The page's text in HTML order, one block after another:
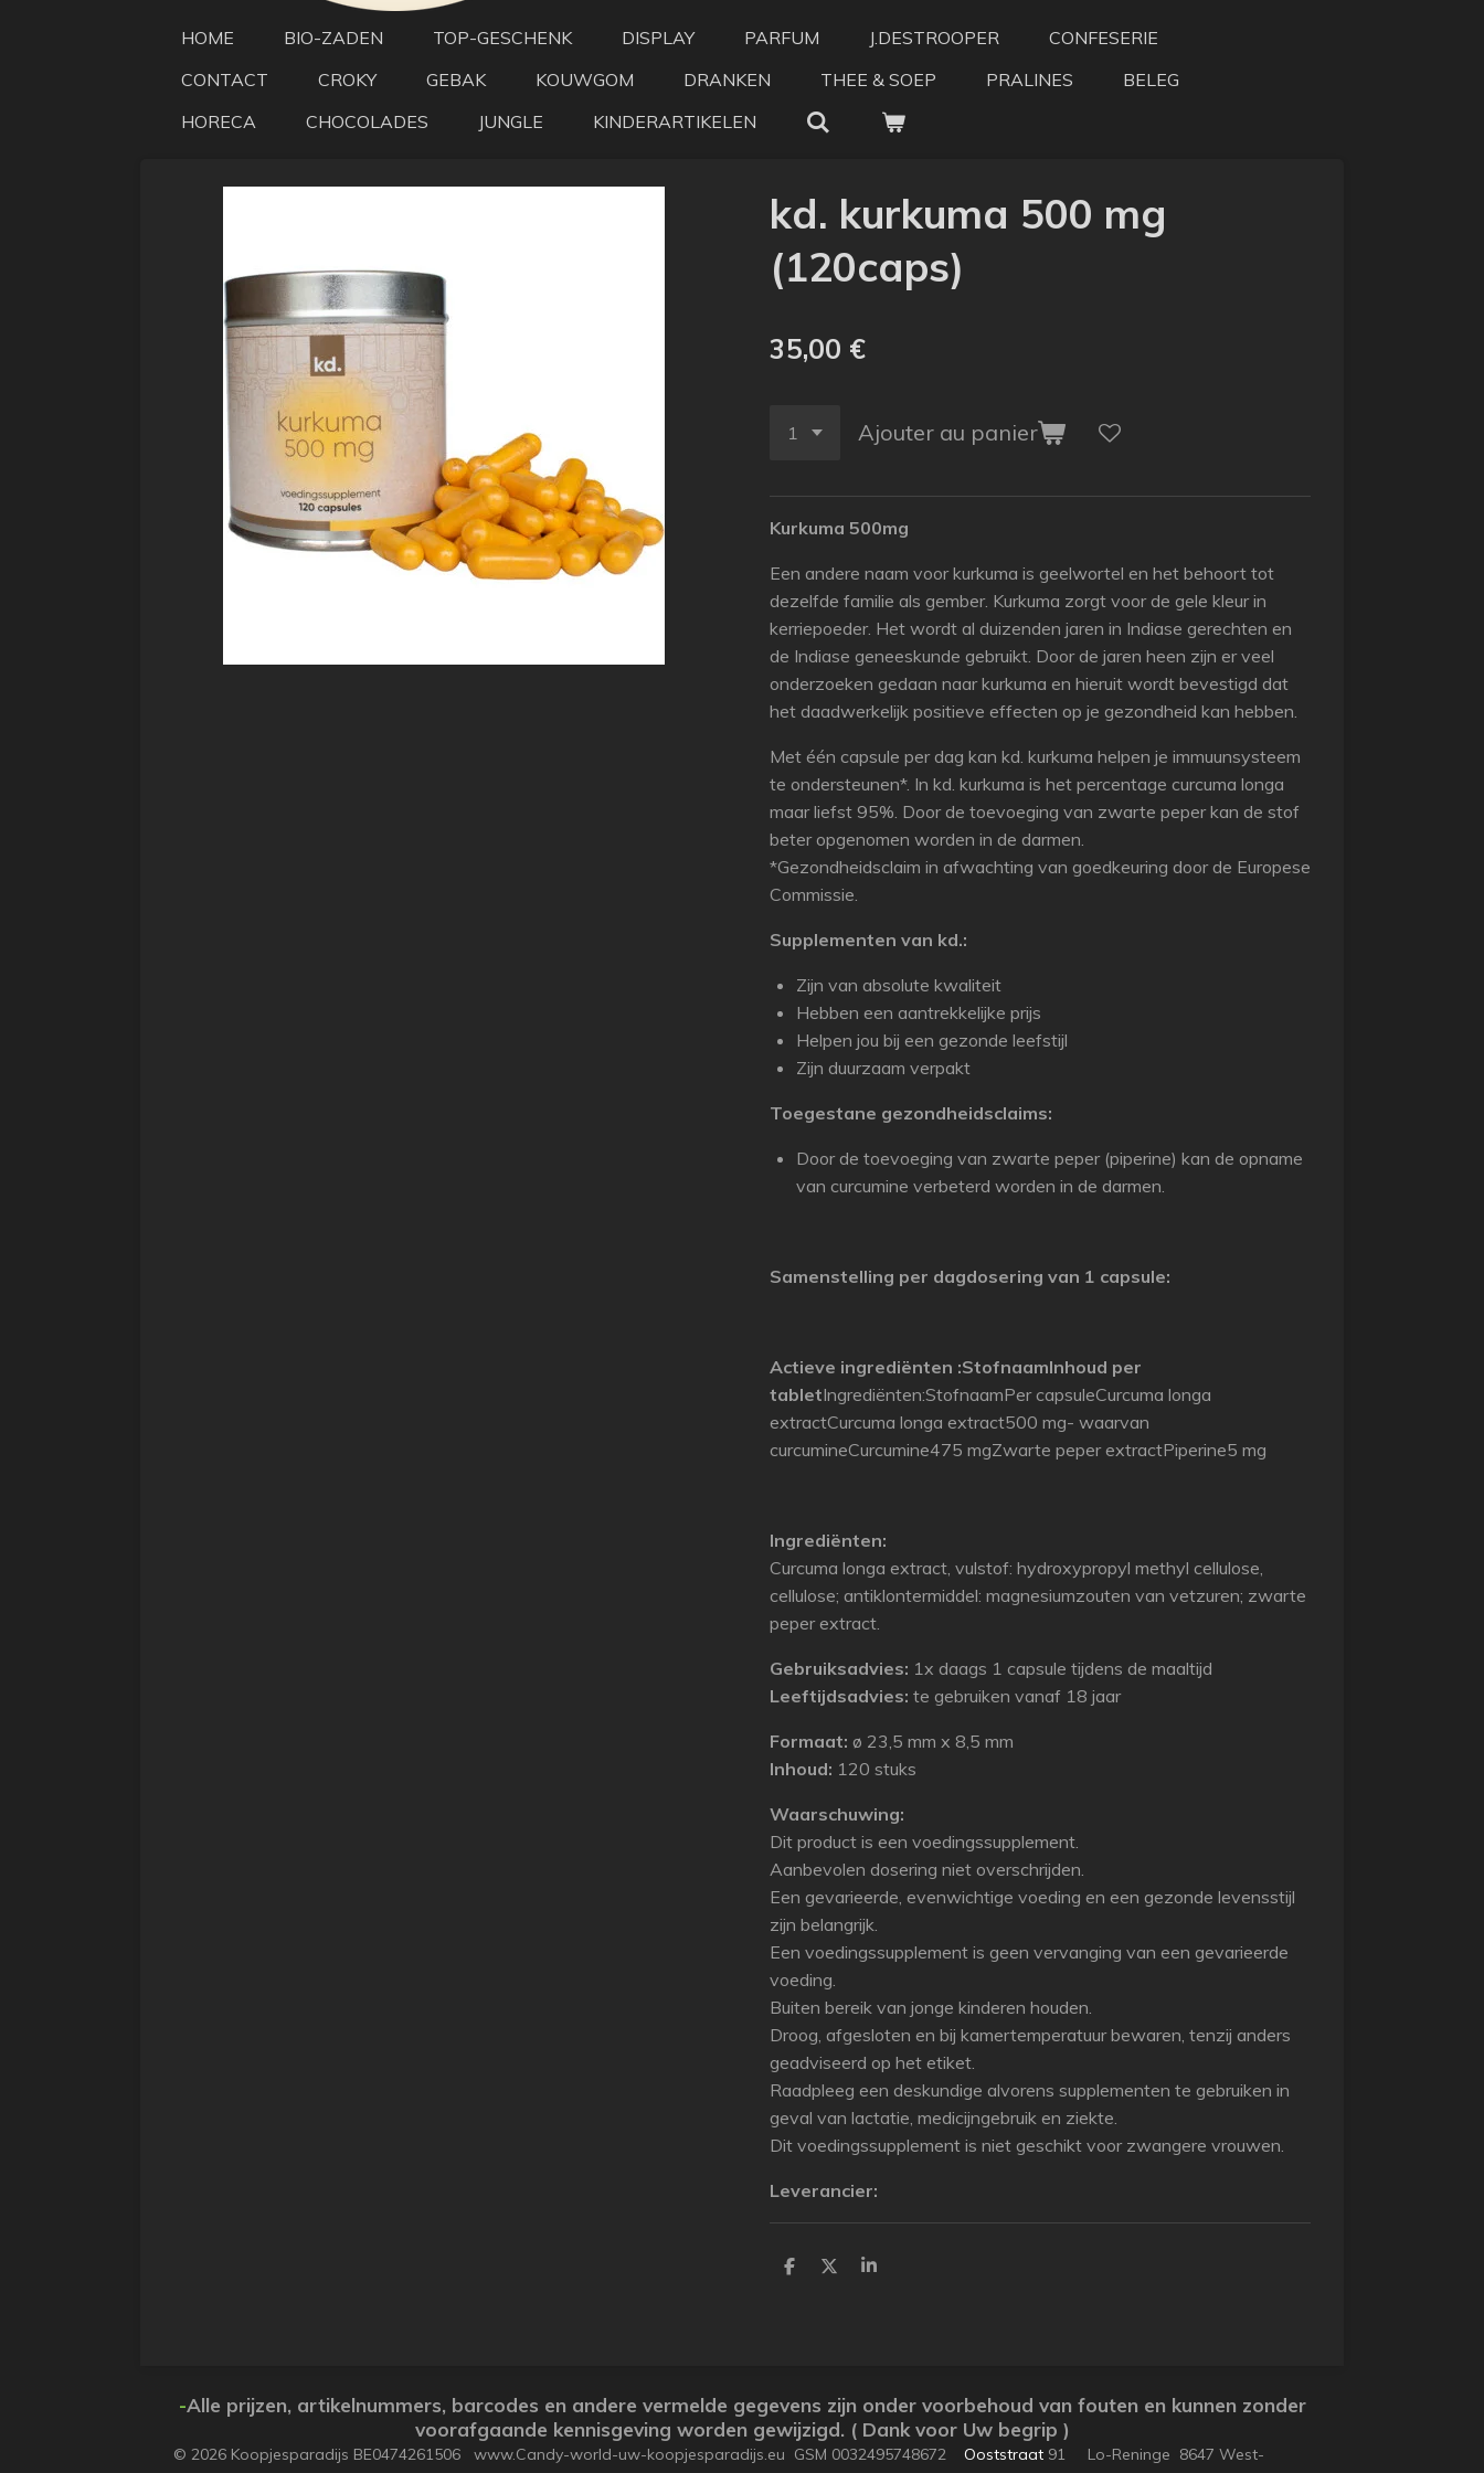
HOME BIO-ZADEN TOP-GESCHENK DISPLAY PARFUM J.DESTROOPER
CONFESERIE
CONTACT
CROKY GEBAK KOUWGOM DRANKEN THEE & SOEP PRALINES
BELEG
HORECA
CHOCOLADES JUNGLE KINDERARTIKELEN
kd. kurkuma 500 mg
(120caps)
35,00 €
Ajouter au panier
Kurkuma 500mg
Een andere naam voor kurkuma is geelwortel en het behoort tot
dezelfde familie als gember. Kurkuma zorgt voor de gele kleur in
kerriepoeder. Het wordt al duizenden jaren in Indiase gerechten en
de Indiase geneeskunde gebruikt. Door de jaren heen zijn er veel
onderzoeken gedaan naar kurkuma en hieruit wordt bevestigd dat
het daadwerkelijk positieve effecten op je gezondheid kan hebben.
Met één capsule per dag kan kd. kurkuma helpen je immuunsysteem
te ondersteunen*. In kd. kurkuma is het percentage curcuma longa
maar liefst 95%. Door de toevoeging van zwarte peper kan de stof
beter opgenomen worden in de darmen.
*Gezondheidsclaim in afwachting van goedkeuring door de Europese
Commissie.
Supplementen van kd.:
Zijn van absolute kwaliteit
Hebben een aantrekkelijke prijs
Helpen jou bij een gezonde leefstijl
Zijn duurzaam verpakt
Toegestane gezondheidsclaims:
Door de toevoeging van zwarte peper (piperine) kan de opname
van curcumine verbeterd worden in de darmen.
Samenstelling per dagdosering van 1 capsule:
Actieve ingrediënten :StofnaamInhoud per
tabletIngrediënten:StofnaamPer capsuleCurcuma longa
extractCurcuma longa extract500 mg- waarvan
curcumineCurcumine475 mgZwarte peper extractPiperine5 mg
Ingrediënten:
Curcuma longa extract, vulstof: hydroxypropyl methyl cellulose,
cellulose; antiklontermiddel: magnesiumzouten van vetzuren; zwarte
peper extract.
Gebruiksadvies: 1x daags 1 capsule tijdens de maaltijd
Leeftijdsadvies: te gebruiken vanaf 18 jaar
Formaat: ø 23,5 mm x 8,5 mm
Inhoud: 120 stuks
Waarschuwing:
Dit product is een voedingssupplement.
Aanbevolen dosering niet overschrijden.
Een gevarieerde, evenwichtige voeding en een gezonde levensstijl
zijn belangrijk.
Een voedingssupplement is geen vervanging van een gevarieerde
voeding.
Buiten bereik van jonge kinderen houden.
Droog, afgesloten en bij kamertemperatuur bewaren, tenzij anders
geadviseerd op het etiket.
Raadpleeg een deskundige alvorens supplementen te gebruiken in
geval van lactatie, medicijngebruik en ziekte.
Dit voedingssupplement is niet geschikt voor zwangere vrouwen.
Leverancier:
P
P
P
-Alle prijzen, artikelnummers, barcodes en andere vermelde gegevens zijn onder voorbehoud van fouten en kunnen zonder
voorafgaande kennisgeving worden gewijzigd. ( Dank voor Uw begrip )
© 2026 Koopjesparadijs BE0474261506 www.Candy-world-uw-koopjesparadijs.eu GSM 0032495748672 Ooststraat 91 Lo-Reninge 8647 West-